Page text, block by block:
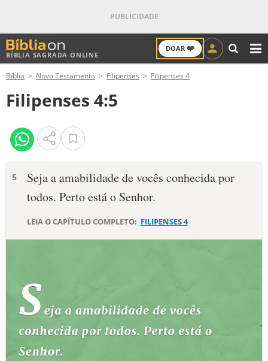
BÍBLIA SAGRADA ONLINE
DOAR ❤️
ANTIGO TESTAMENTO
NOVO TESTAMENTO
VERSÍCULOS
PALAVRA DO DIA
10 MANDAMENTOS
ESTUDOS BÍBLICOS
ESBOÇOS DE PREGAÇÃO
Bíblia Novo Testamento Filipenses Filipenses 4
Filipenses 4:5
5
Seja a amabilidade de vocês conhecida por
todos. Perto está o Senhor.
LEIA O CAPÍTULO COMPLETO: FILIPENSES 4